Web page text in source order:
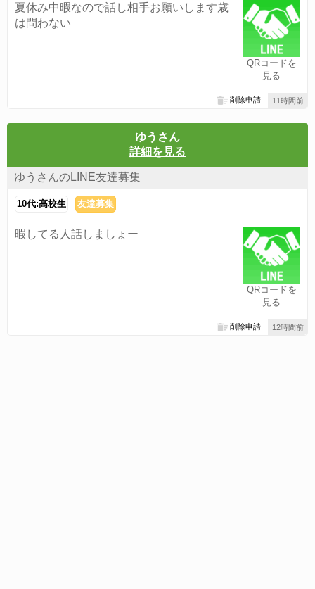
QRコードを
見る
夏休み中暇なので話し相手お願いします歳
は問わない
11時間前
削除申請
ゆうさん
詳細を見る
ゆうさんのLINE友達募集
10代:高校生 友達募集
QRコードを
見る
暇してる人話しましょー
12時間前
削除申請